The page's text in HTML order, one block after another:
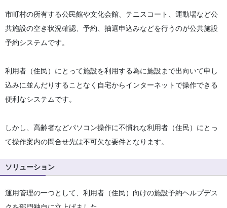
市町村の所有する公民館や文化会館、テニスコート、運動場など公
共施設の空き状況確認、予約、抽選申込みなどを行うのが公共施設
予約システムです。
利用者（住民）にとって施設を利用する為に施設まで出向いて申し
込みに並んだりすることなく自宅からインターネットで操作できる
便利なシステムです。
しかし、高齢者などパソコン操作に不慣れな利用者（住民）にとっ
て操作案内の問合せ先は不可欠な要件となります。
ソリューション
運用管理の一つとして、利用者（住民）向けの施設予約ヘルプデス